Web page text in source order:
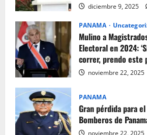
diciembre 9, 2025
PANAMA
Mulino a
Electoral en 2024:
correr, prendo este
noviembre 22, 2025
PANAMA
Gran pérdida para
Bomberos de
noviembre 22, 2025